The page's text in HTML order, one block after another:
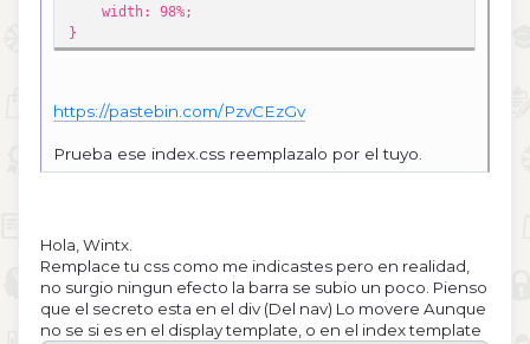
width: 98%;
}
https://pastebin.com/PzvCEzGv
Prueba ese index.css reemplazalo por el tuyo.
Hola, Wintx.
Remplace tu css como me indicastes pero en realidad,
no surgio ningun efecto la barra se subio un poco. Pienso
que el secreto esta en el div (Del nav) Lo movere Aunque
no se si es en el display template, o en el index template